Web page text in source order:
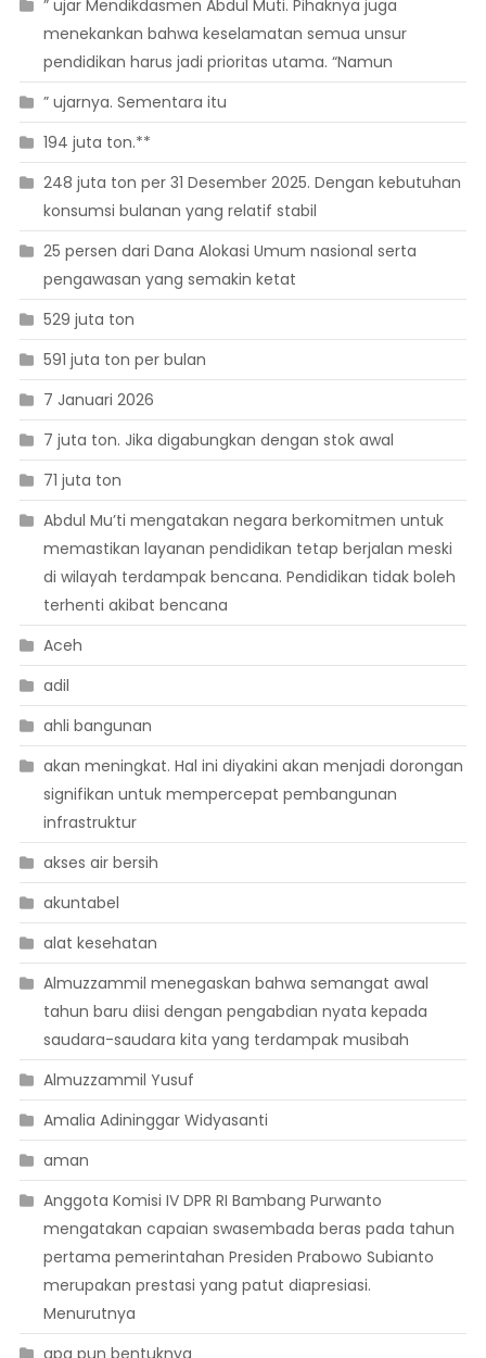
” ujar Mendikdasmen Abdul Muti. Pihaknya juga
menekankan bahwa keselamatan semua unsur
pendidikan harus jadi prioritas utama. “Namun
” ujarnya. Sementara itu
194 juta ton.**
248 juta ton per 31 Desember 2025. Dengan kebutuhan
konsumsi bulanan yang relatif stabil
25 persen dari Dana Alokasi Umum nasional serta
pengawasan yang semakin ketat
529 juta ton
591 juta ton per bulan
7 Januari 2026
7 juta ton. Jika digabungkan dengan stok awal
71 juta ton
Abdul Mu’ti mengatakan negara berkomitmen untuk
memastikan layanan pendidikan tetap berjalan meski
di wilayah terdampak bencana. Pendidikan tidak boleh
terhenti akibat bencana
Aceh
adil
ahli bangunan
akan meningkat. Hal ini diyakini akan menjadi dorongan
signifikan untuk mempercepat pembangunan
infrastruktur
akses air bersih
akuntabel
alat kesehatan
Almuzzammil menegaskan bahwa semangat awal
tahun baru diisi dengan pengabdian nyata kepada
saudara-saudara kita yang terdampak musibah
Almuzzammil Yusuf
Amalia Adininggar Widyasanti
aman
Anggota Komisi IV DPR RI Bambang Purwanto
mengatakan capaian swasembada beras pada tahun
pertama pemerintahan Presiden Prabowo Subianto
merupakan prestasi yang patut diapresiasi.
Menurutnya